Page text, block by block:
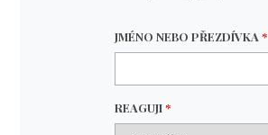
JMÉNO NEBO PŘEZDÍVKA*
REAGUJI*